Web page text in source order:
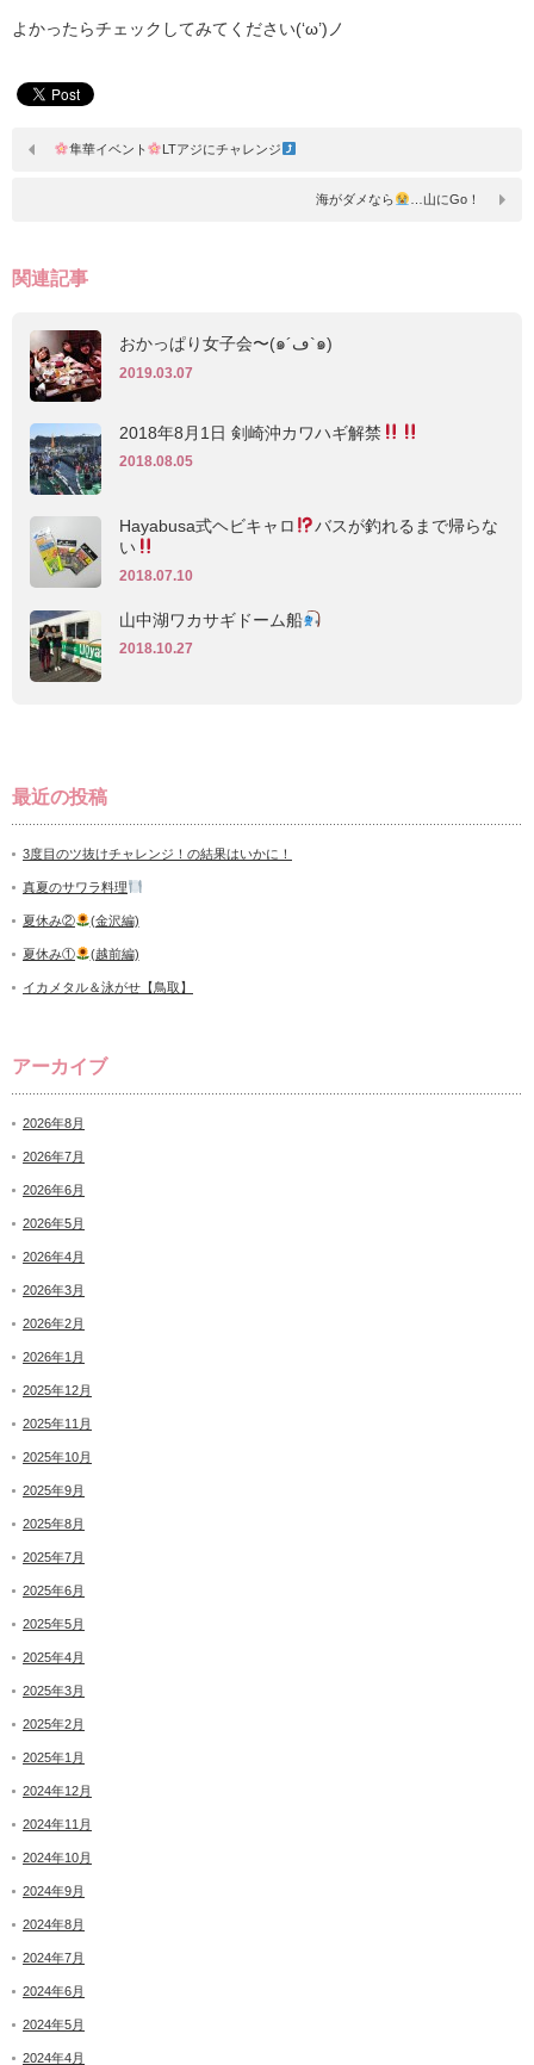
よかったらチェックしてみてください(‘ω’)ノ
隼華イベント LTアジにチャレンジ
海がダメなら …山にGo！
関連記事
おかっぱり女子会〜(๑´ڡ`๑)
2019.03.07
2018年8月1日 剣崎沖カワハギ解禁
2018.08.05
Hayabusa式ヘビキャロ
バスが釣れるまで帰らな
い
2018.07.10
山中湖ワカサギドーム船
2018.10.27
最近の投稿
3度目のツ抜けチャレンジ！の結果はいかに！
真夏のサワラ料理
夏休み② (金沢編)
夏休み① (越前編)
イカメタル＆泳がせ【鳥取】
アーカイブ
2026年8月
2026年7月
2026年6月
2026年5月
2026年4月
2026年3月
2026年2月
2026年1月
2025年12月
2025年11月
2025年10月
2025年9月
2025年8月
2025年7月
2025年6月
2025年5月
2025年4月
2025年3月
2025年2月
2025年1月
2024年12月
2024年11月
2024年10月
2024年9月
2024年8月
2024年7月
2024年6月
2024年5月
2024年4月